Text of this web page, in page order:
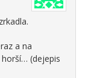
a na
(dejepis